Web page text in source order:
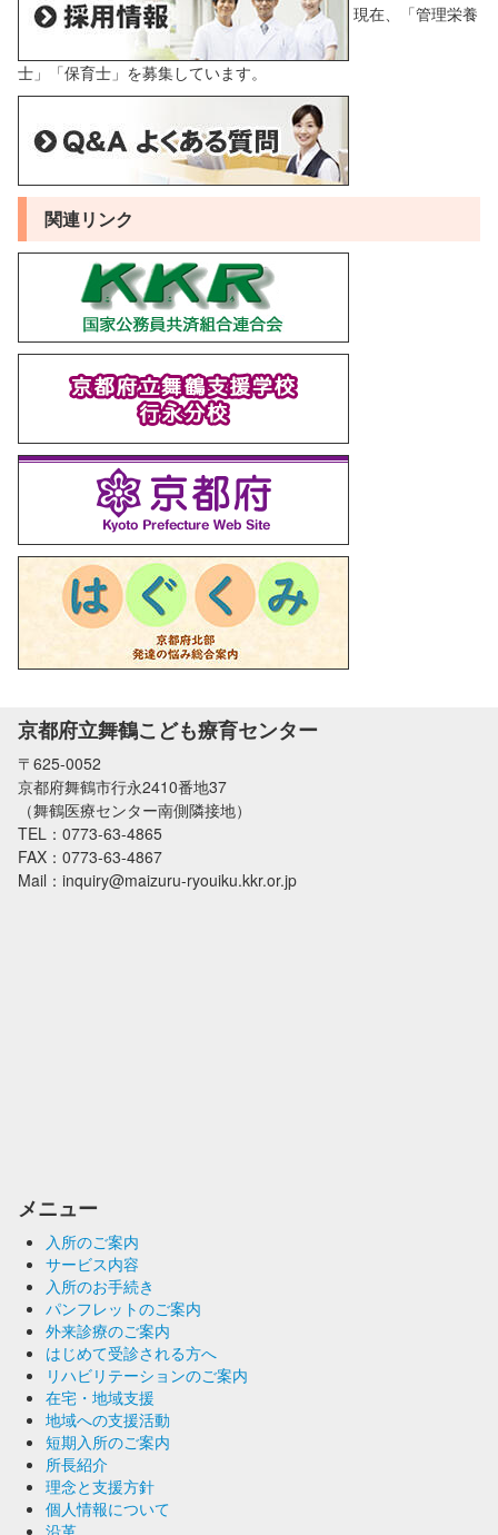
現在、「管理栄養
士」「保育士」を募集しています。
関連リンク
京都府立舞鶴こども療育センター
〒625-0052
京都府舞鶴市行永2410番地37
（舞鶴医療センター南側隣接地）
TEL：0773-63-4865
FAX：0773-63-4867
Mail：inquiry@maizuru-ryouiku.kkr.or.jp
メニュー
入所のご案内
サービス内容
入所のお手続き
パンフレットのご案内
外来診療のご案内
はじめて受診される方へ
リハビリテーションのご案内
在宅・地域支援
地域への支援活動
短期入所のご案内
所長紹介
理念と支援方針
個人情報について
沿革